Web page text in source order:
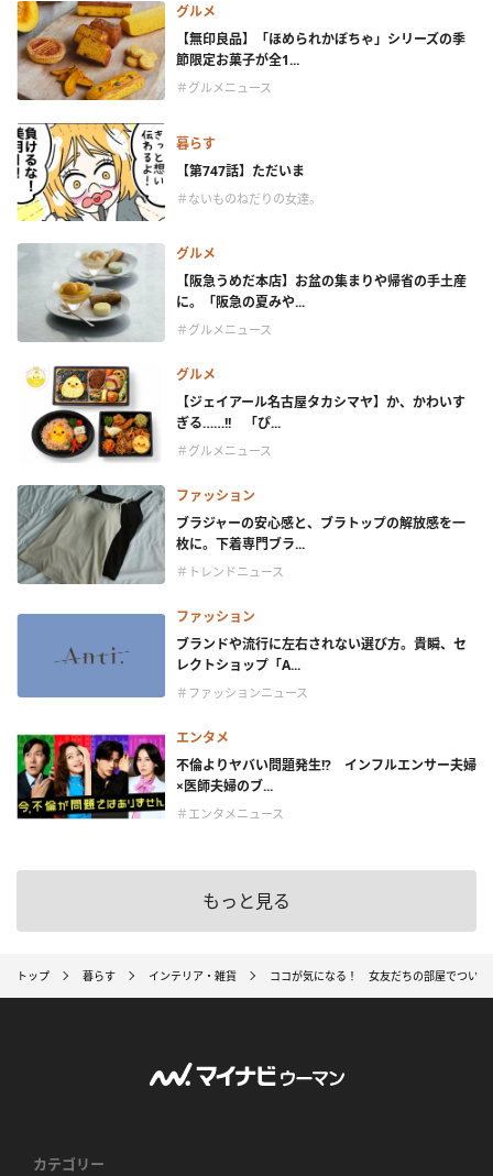
グルメ
【無印良品】「ほめられかぼちゃ」シリーズの季
節限定お菓子が全1...
＃グルメニュース
暮らす
【第747話】ただいま
＃ないものねだりの女達。
グルメ
【阪急うめだ本店】お盆の集まりや帰省の手土産
に。「阪急の夏みや...
＃グルメニュース
グルメ
【ジェイアール名古屋タカシマヤ】か、かわいす
ぎる……!! 「ぴ...
＃グルメニュース
ファッション
ブラジャーの安心感と、ブラトップの解放感を一
枚に。下着専門ブラ...
＃トレンドニュース
ファッション
ブランドや流行に左右されない選び方。貴瞬、セ
レクトショップ「A...
＃ファッションニュース
エンタメ
不倫よりヤバい問題発生!? インフルエンサー夫婦
×医師夫婦のブ...
＃エンタメニュース
もっと見る
トップ 暮らす インテリア・雑貨 ココが気になる！ 女友だちの部屋でつい
カテゴリー